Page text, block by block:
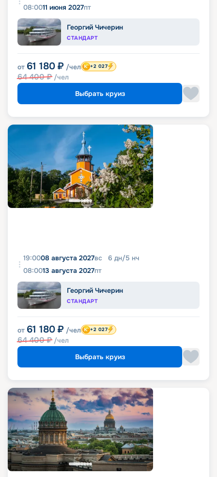
08:0011 июня 2027пт
Георгий Чичерин
СТАНДАРТ
от 61 180 ₽ /чел
64 400₽ /чел
+2 027
Выбрать круиз
19:0008 августа 2027вс 6 дн/5 нч
08:0013 августа 2027пт
Георгий Чичерин
СТАНДАРТ
от 61 180 ₽ /чел
64 400₽ /чел
+2 027
Выбрать круиз